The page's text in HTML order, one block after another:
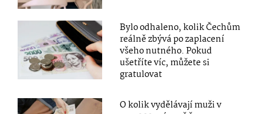
Bylo odhaleno, kolik Čechům
reálně zbývá po zaplacení
všeho nutného. Pokud
ušetříte víc, můžete si
gratulovat
O kolik vydělávají muži v